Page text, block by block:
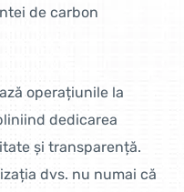
de carbon
operațiunile la
dedicarea
și transparență.
dvs. nu numai că